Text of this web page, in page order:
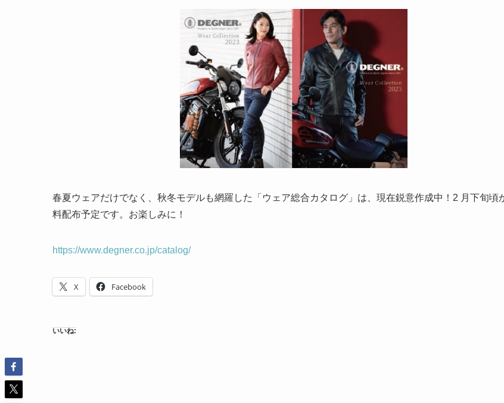
春夏ウェアだけでなく、秋冬モデルも網羅した「ウェア総合カタログ」は、現在鋭意作成中！2 月下旬頃
料配布予定です。お楽しみに！
https://www.degner.co.jp/catalog/
X Facebook
いいね: